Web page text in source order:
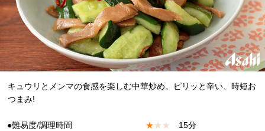
キュウリとメンマの食感を楽しむ中華炒め。ピリッと辛い、時短お
つまみ!
●難易度/調理時間 ★★ ★
15分